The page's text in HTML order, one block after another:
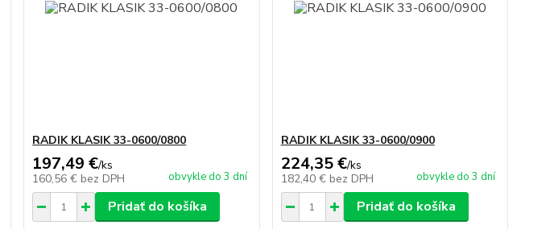
RADIK KLASIK 33-0600/0800
197,49 €/ks
160,56 € bez DPH obvykle do 3 dní
Pridať do košíka
RADIK KLASIK 33-0600/0900
224,35 €/ks
182,40 € bez DPH obvykle do 3 dní
Pridať do košíka